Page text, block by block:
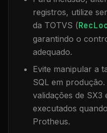
registros, utilize
da TOTVS (
garantindo o
adequado.
Evite manipular a
SQL em
validações de SX3
executados
Protheus.